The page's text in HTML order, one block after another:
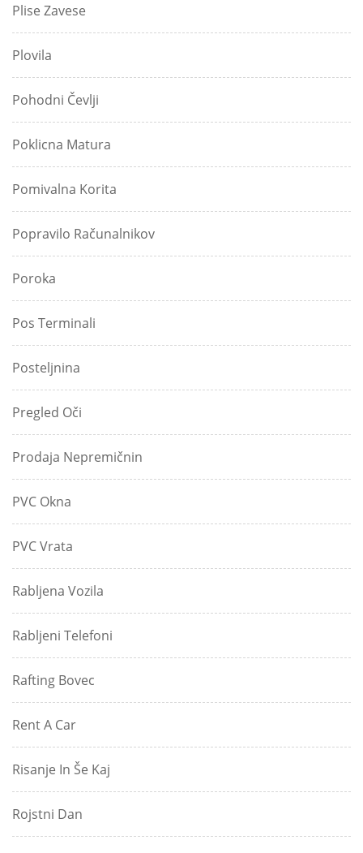
Plise Zavese
Plovila
Pohodni Čevlji
Poklicna Matura
Pomivalna Korita
Popravilo Računalnikov
Poroka
Pos Terminali
Posteljnina
Pregled Oči
Prodaja Nepremičnin
PVC Okna
PVC Vrata
Rabljena Vozila
Rabljeni Telefoni
Rafting Bovec
Rent A Car
Risanje In Še Kaj
Rojstni Dan